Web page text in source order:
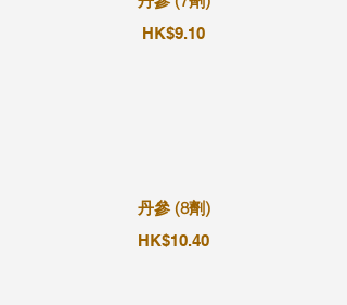
HK$9.10
丹參 (8劑)
HK$10.40